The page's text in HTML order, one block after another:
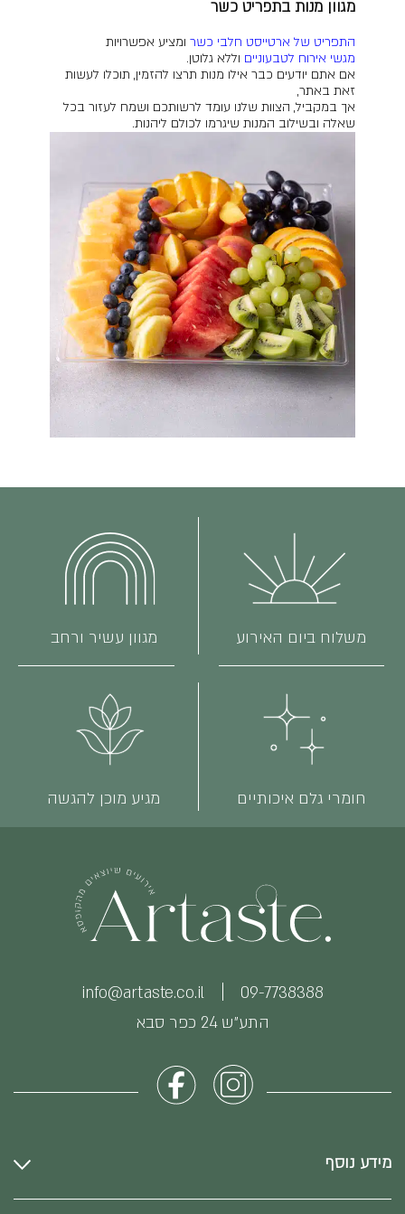
מגוון מנות בתפריט כשר
התפריט של ארטייסט חלבי כשר ומציע אפשרויות
מגשי אירוח לטבעוניים וללא גלוטן.
אם אתם יודעים כבר אילו מנות תרצו להזמין, תוכלו לעשות
זאת באתר,
אך במקביל, הצוות שלנו עומד לרשותכם ושמח לעזור בכל
שאלה ובשילוב המנות שיגרמו לכולם ליהנות.
משלוח ביום האירוע מגוון עשיר ורחב
חומרי גלם איכותיים מגיע מוכן להגשה
התע״ש 24 כפר סבא
09-7738388
info@artaste.co.il
מידע נוסף